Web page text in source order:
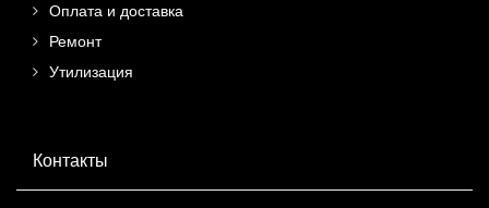
Оплата и доставка
Ремонт
Утилизация
Контакты